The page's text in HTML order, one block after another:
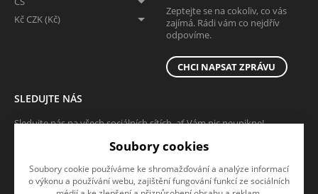
Kč CZK (Kč)
Zeptejte se na cokoliv, co vás
zajímá. Rádi vám co nejdřív
odpovíme.
CHCI NAPSAT ZPRÁVU
SLEDUJTE NÁS
Sledujte nás na všech sociálních sítích, ať Vám nic neunikne!
Soubory cookies
Soubory cookie používáme ke shromažďování a analýze informací
o výkonu a používání webu, zajištění fungování funkcí ze sociálních